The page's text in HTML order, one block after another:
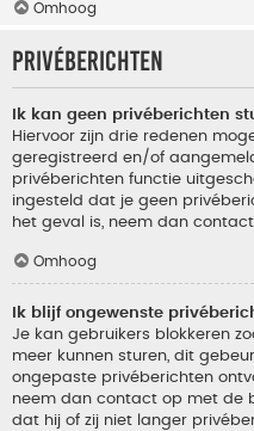
Omhoog
Privéberichten
Ik kan geen privéberichten
Hiervoor zijn drie redenen
geregistreerd en/of
privéberichten functie
ingesteld dat je geen
het geval is, neem dan
Omhoog
Ik blijf ongewenste
Je kan gebruikers blokkeren
meer kunnen sturen, dit
ongepaste privéberichten
neem dan contact op met de
dat hij of zij niet langer